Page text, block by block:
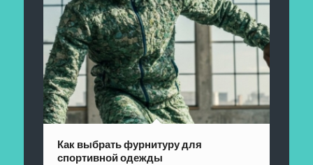
Как выбрать фурнитуру для
спортивной одежды